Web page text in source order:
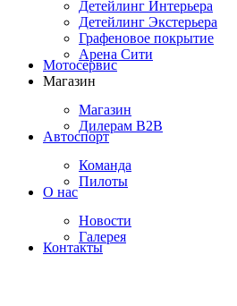
Детейлинг Интерьера
Детейлинг Экстерьера
Графеновое покрытие
Арена Сити
Мотосервис
Магазин
Магазин
Дилерам B2B
Автоспорт
Команда
Пилоты
О нас
Новости
Галерея
Контакты